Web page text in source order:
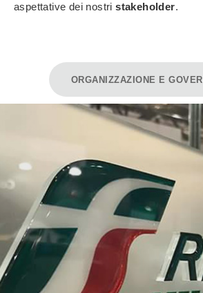
aspettative dei nostristakeholder.
ORGANIZZAZIONE E